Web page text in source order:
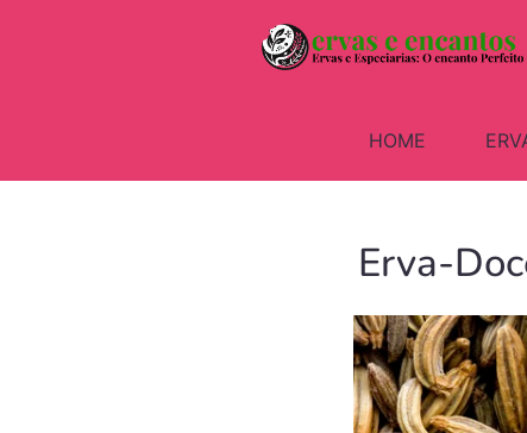
HOME
Erva-